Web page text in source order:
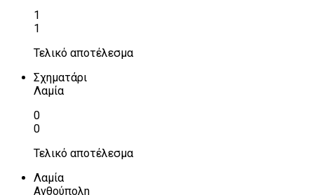
1
1
Τελικό αποτέλεσμα
Σχηματάρι
Λαμία
0
0
Τελικό αποτέλεσμα
Λαμία
Ανθούπολη